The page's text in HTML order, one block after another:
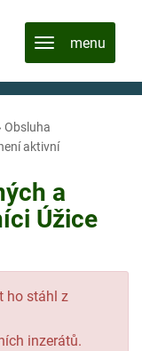
Obsluha
aktivní
a
Úžice
ho stáhl z
inzerátů.